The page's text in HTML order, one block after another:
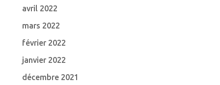
avril 2022
mars 2022
février 2022
janvier 2022
décembre 2021